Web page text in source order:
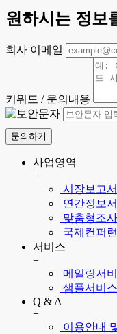
원하시는 정보
회사 이메일
키워드 / 문의내용
문의하기
사업영역
+
시장보고서
연간정보
맞춤형조사
국제컨퍼
서비스
+
메일링서
샘플서비스
Q & A
+
이용안내